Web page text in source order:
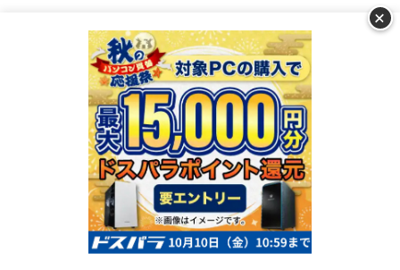
ランキングを見る
グラフィックボードはパーツの中でも特に消費電力が大き
いので、増設・交換によって消費電力がパソコンの電源供
給能力を超えないかどうかのチェックが必要です。
グラフィックボードを交換したことで、電源ユニットの最
大消費電力を超えてしまうと、フリーズやシャットダウン
といった不具合が頻繁に起こります。
特に高性能なグラフィックボードに交換した場合、パソコ
ンの消費電力が変更前の倍以上になる事もあるので、交換
+